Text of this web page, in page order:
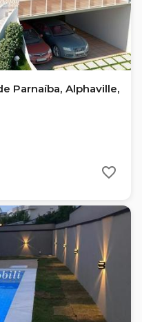
Parnaíba, Alphaville,